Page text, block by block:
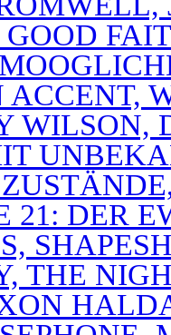
ACCENT,
WILSON,
21: DER
THE